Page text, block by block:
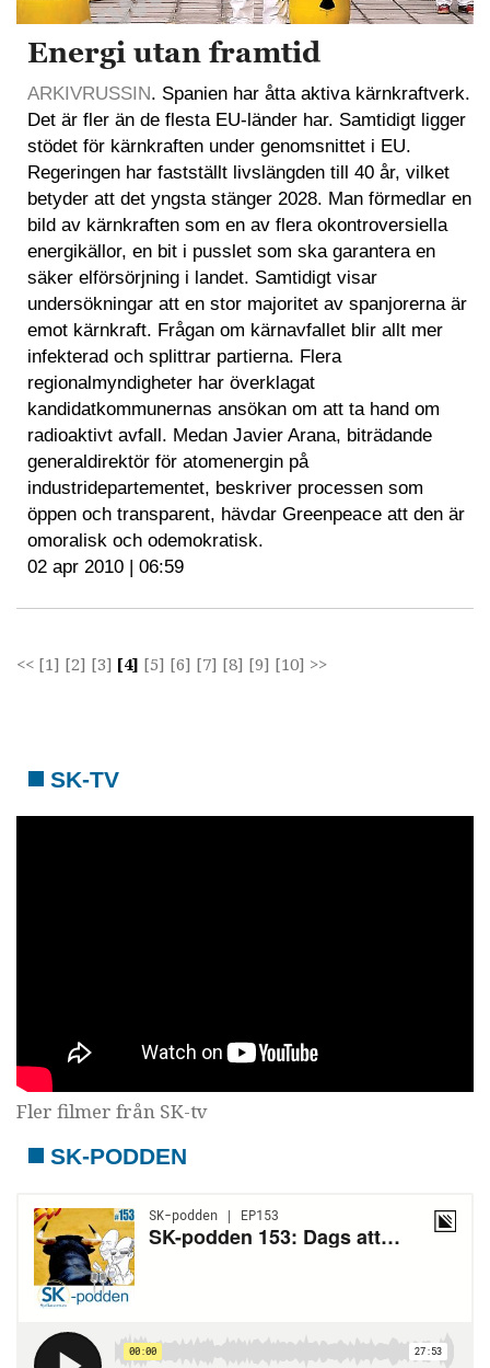
Energi utan framtid
ARKIVRUSSIN. Spanien har åtta aktiva kärnkraftverk.
Det är fler än de flesta EU-länder har. Samtidigt ligger
stödet för kärnkraften under genomsnittet i EU.
Regeringen har fastställt livslängden till 40 år, vilket
betyder att det yngsta stänger 2028. Man förmedlar en
bild av kärnkraften som en av flera okontroversiella
energikällor, en bit i pusslet som ska garantera en
säker elförsörjning i landet. Samtidigt visar
undersökningar att en stor majoritet av spanjorerna är
emot kärnkraft. Frågan om kärnavfallet blir allt mer
infekterad och splittrar partierna. Flera
regionalmyndigheter har överklagat
kandidatkommunernas ansökan om att ta hand om
radioaktivt avfall. Medan Javier Arana, biträdande
generaldirektör för atomenergin på
industridepartementet, beskriver processen som
öppen och transparent, hävdar Greenpeace att den är
omoralisk och odemokratisk.
02 apr 2010 | 06:59
<< [1] [2] [3] [4] [5] [6] [7] [8] [9] [10] >>
SK-TV
Fler filmer från SK-tv
SK-PODDEN